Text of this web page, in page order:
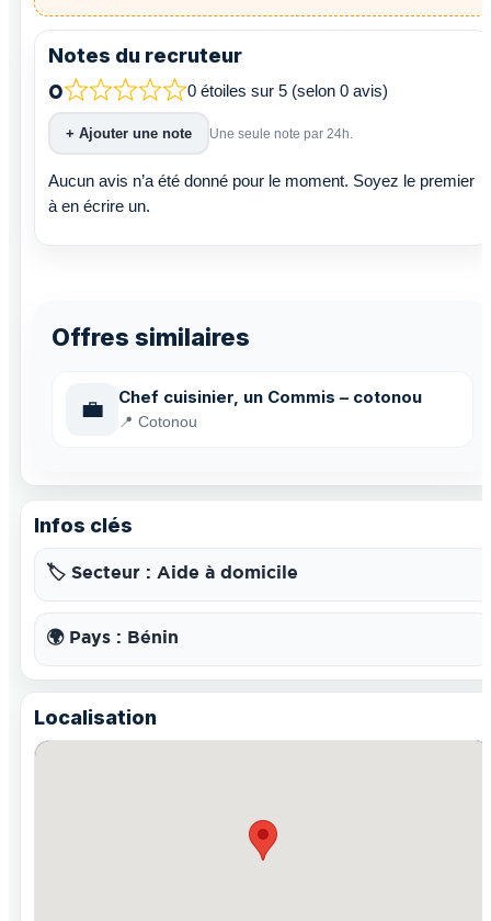
Notes du recruteur
0 0 étoiles sur 5 (selon 0 avis)
+ Ajouter une note Une seule note par 24h.
Aucun avis n’a été donné pour le moment. Soyez le premier
à en écrire un.
Offres similaires
💼 Chef cuisinier, un Commis – cotonou
📍 Cotonou
Infos clés
🏷️ Secteur : Aide à domicile
🌍 Pays : Bénin
Localisation